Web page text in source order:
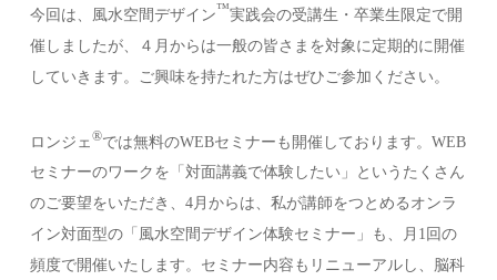
今回は、風水空間デザイン™️実践会の受講生・卒業生限定で開
催しましたが、４月からは一般の皆さまを対象に定期的に開催
していきます。ご興味を持たれた方はぜひご参加ください。
ロンジェ®︎では無料のWEBセミナーも開催しております。WEB
セミナーのワークを「対面講義で体験したい」というたくさん
のご要望をいただき、4月からは、私が講師をつとめるオンラ
イン対面型の「風水空間デザイン体験セミナー」も、月1回の
頻度で開催いたします。セミナー内容もリニューアルし、脳科